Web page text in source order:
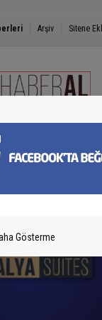
Arşiv Sitene
POLİS-ADLİYE
Gösterme